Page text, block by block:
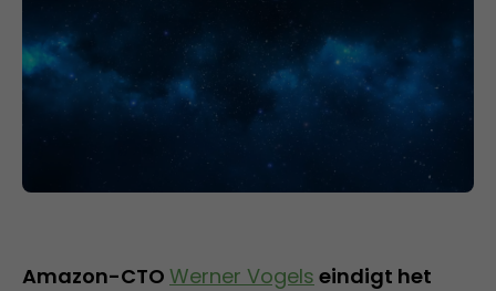
Amazon-CTO Werner Vogels eindigt het